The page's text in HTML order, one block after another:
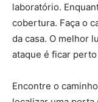
laboratório.
cobertura. Faça o
da casa. O melhor
ataque é ficar
Encontre o